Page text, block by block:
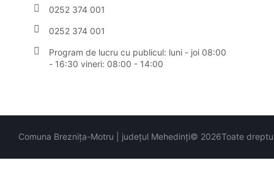
0252 374 001
0252 374 001
Program de lucru cu publicul: luni - joi 08:00
- 16:30 vineri: 08:00 - 14:00
Comuna Breznița-Motru | județul Mehedinți© 2026Toate